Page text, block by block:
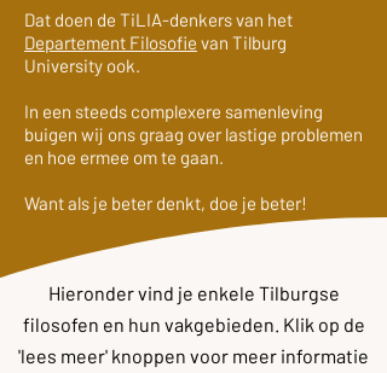
Dat doen de TiLIA-denkers van het
Departement Filosofie van Tilburg
University ook.
In een steeds complexere samenleving
buigen wij ons graag over lastige problemen
en hoe ermee om te gaan.
Want als je beter denkt, doe je beter!
Hieronder vind je enkele Tilburgse
filosofen en hun vakgebieden. Klik op de
'lees meer' knoppen voor meer informatie